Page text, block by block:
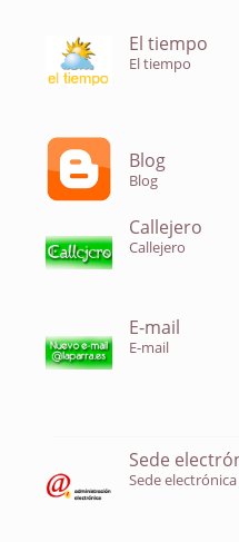
El tiempo
El tiempo
Blog
Blog
Callejero
Callejero
E-mail
E-mail
Sede
Sede electrónica